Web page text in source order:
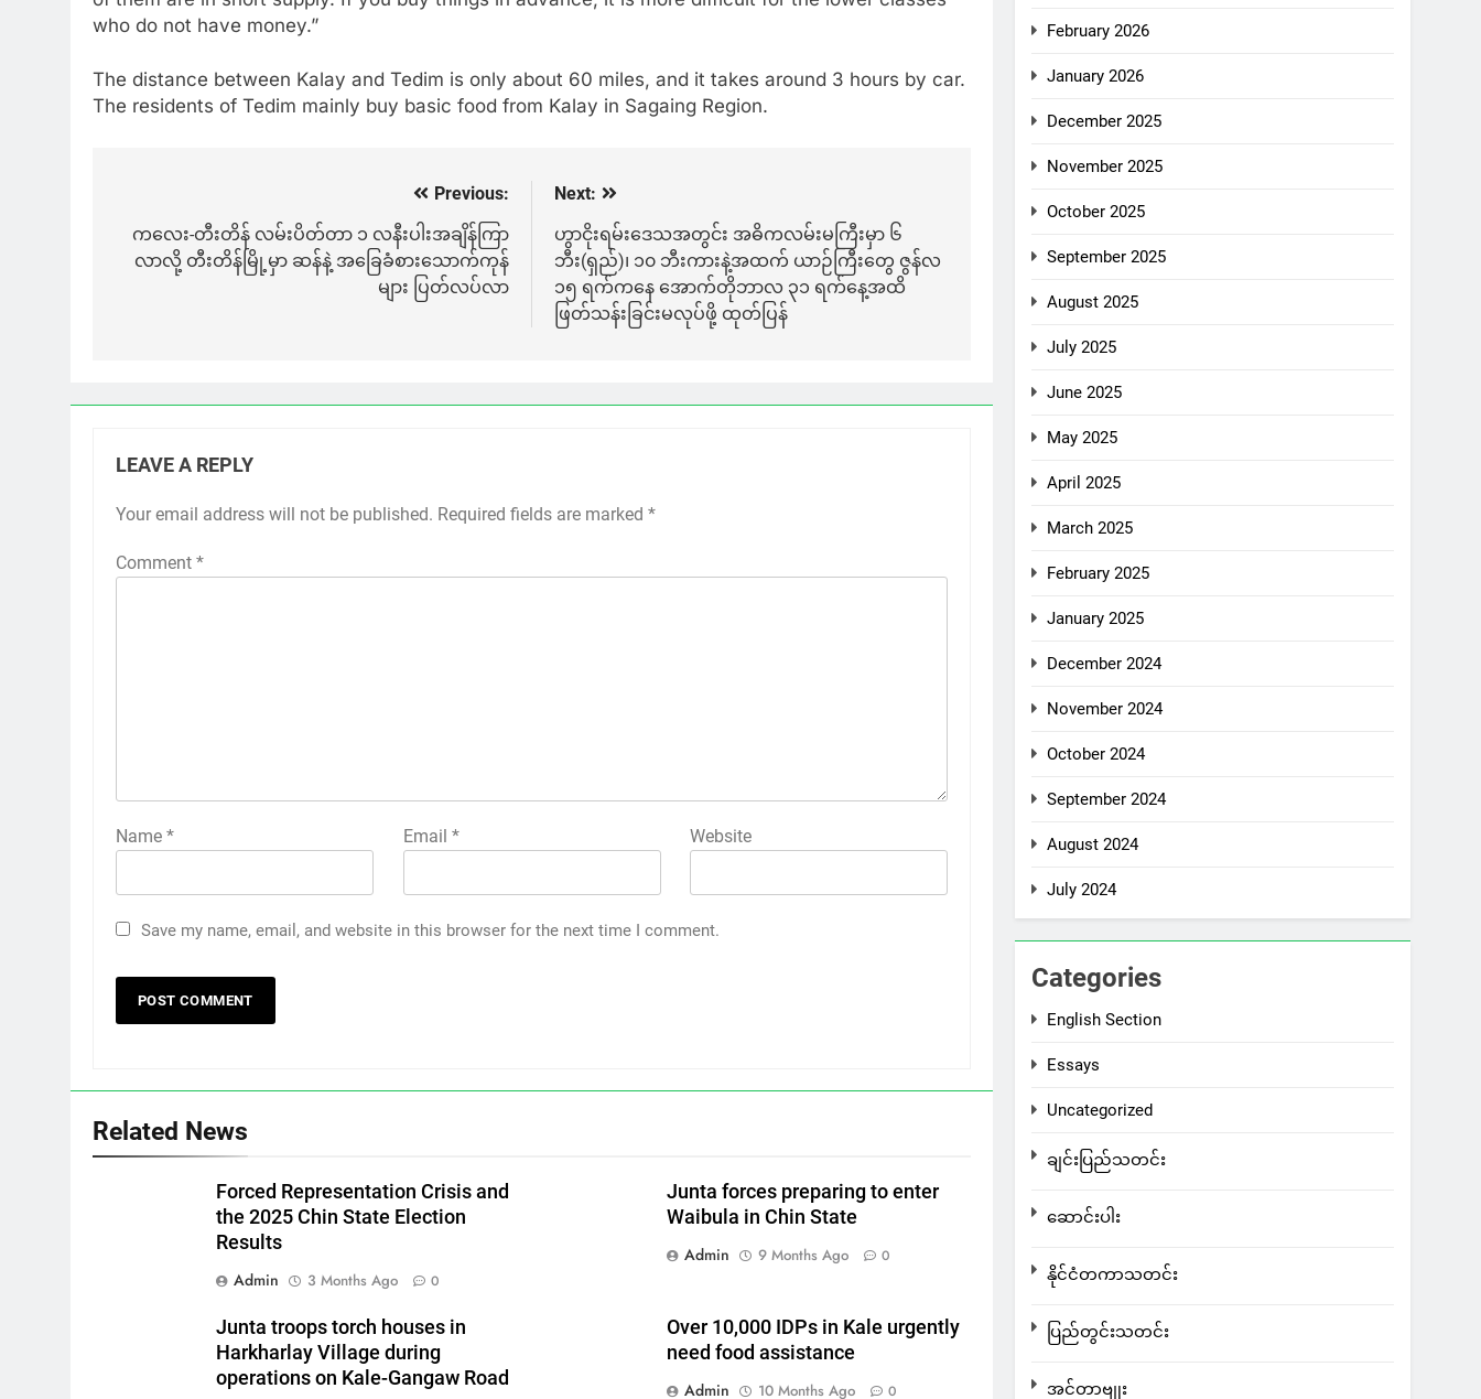
who do not have money.”
The distance between Kalay and Tedim is only about 60 miles, and it takes around 3 hours by car.
The residents of Tedim mainly buy basic food from Kalay in Sagaing Region.
navigation
Previous:
ကလေး-တီးတိန် လမ်းပိတ်တာ ၁ လနီးပါးအချိန်ကြာ
လာလို့ တီးတိန်မြို့မှာ ဆန်နဲ့ အခြေခံစားသောက်ကုန်
များ ပြတ်လပ်လာ
Next:
ဟွာငိုးရမ်းဒေသအတွင်း အဓိကလမ်းမကြီးမှာ ၆
ဘီး(ရှည်)၊ ၁၀ ဘီးကားနဲ့အထက် ယာဉ်ကြီးတွေ ဇွန်လ
၁၅ ရက်ကနေ အောက်တိုဘာလ ၃၁ ရက်နေ့အထိ
ဖြတ်သန်းခြင်းမလုပ်ဖို့ ထုတ်ပြန်
LEAVE A REPLY
Your email address will not be published. Required fields are marked *
Comment *
Name * Email * Website
Save my name, email, and website in this browser for the next time I comment.
Related News
Forced Representation Crisis and
the 2025 Chin State Election
Results
Admin
3 Months Ago 0
Junta forces preparing to enter
Waibula in Chin State
Admin
9 Months Ago 0
Junta troops torch houses in
Harkharlay Village during
operations on Kale-Gangaw Road
Over 10,000 IDPs in Kale urgently
need food assistance
Admin
10 Months Ago 0
February 2026
January 2026
December 2025
November 2025
October 2025
September 2025
August 2025
July 2025
June 2025
May 2025
April 2025
March 2025
February 2025
January 2025
December 2024
November 2024
October 2024
September 2024
August 2024
July 2024
Categories
English Section
Essays
Uncategorized
ချင်းပြည်သတင်း
ဆောင်းပါး
နိုင်ငံတကာသတင်း
ပြည်တွင်းသတင်း
အင်တာဗျုး